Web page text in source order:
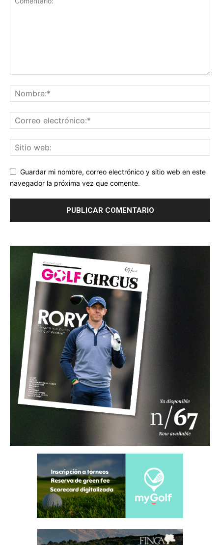
Guardar mi nombre, correo electrónico y sitio web en este
navegador la próxima vez que comente.